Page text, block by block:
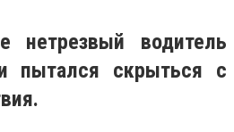
нетрезвый водитель
пытался скрыться с